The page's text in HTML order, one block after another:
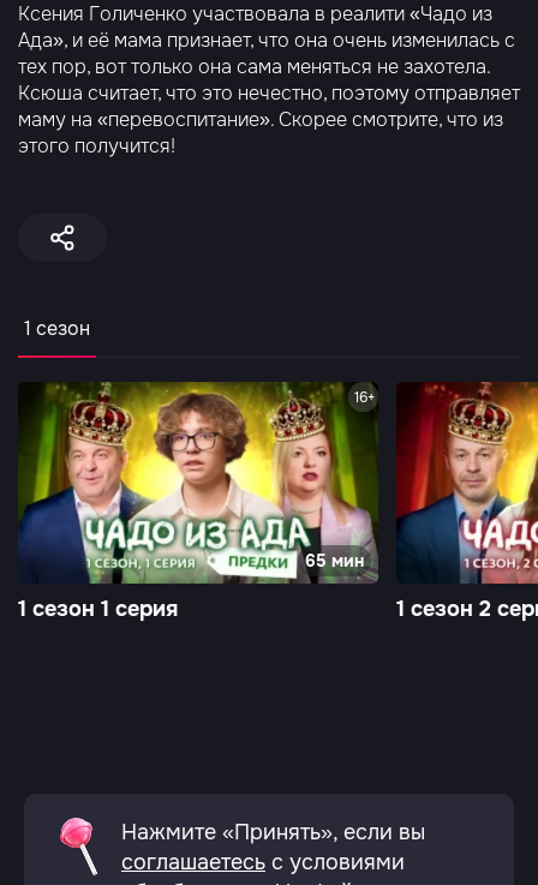
Ксения Голиченко участвовала в реалити «Чадо из
Ада», и её мама признает, что она очень изменилась с
тех пор, вот только она сама меняться не захотела.
Ксюша считает, что это нечестно, поэтому отправляет
маму на «перевоспитание». Скорее смотрите, что из
этого получится!
1 сезон
16+
65 мин
1 сезон 1 серия 1 сезон 2
Нажмите «Принять», если вы
соглашаетесь с условиями